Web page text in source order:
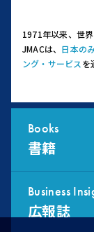
1971年以来、世界
JMACは、 日本の
ング・サービス を
Books
書籍
Business
広報誌